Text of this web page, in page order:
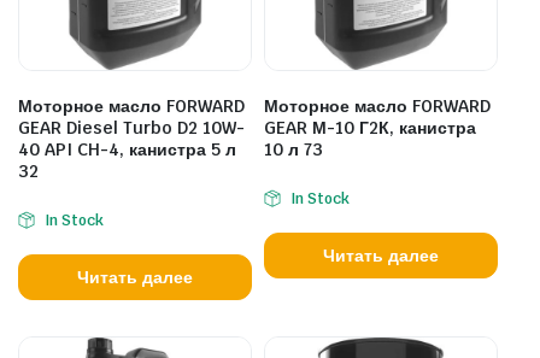
Моторное масло FORWARD
GEAR Diesel Turbo D2 10W-
40 API CH-4, канистра 5 л
32
In Stock
Читать далее
Моторное масло FORWARD
GEAR М-10 Г2К, канистра
10 л 73
In Stock
Читать далее